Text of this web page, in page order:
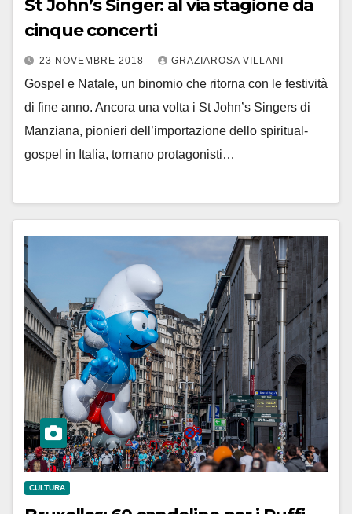
St John’s Singer: al via stagione da
cinque concerti
23 NOVEMBRE 2018 GRAZIAROSA VILLANI
Gospel e Natale, un binomio che ritorna con le festività
di fine anno. Ancora una volta i St John’s Singers di
Manziana, pionieri dell’importazione dello spiritual-
gospel in Italia, tornano protagonisti…
CULTURA